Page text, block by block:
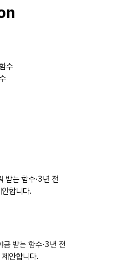
수
받는 함수·3년 전
합니다.
금 받는 함수·3년 전
안합니다.